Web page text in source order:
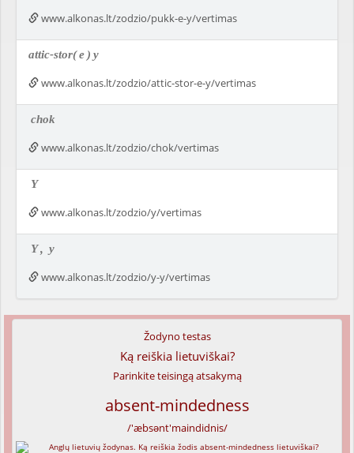
www.alkonas.lt/zodzio/pukk-e-y/vertimas
attic-stor(e ) y
www.alkonas.lt/zodzio/attic-stor-e-y/vertimas
chok
www.alkonas.lt/zodzio/chok/vertimas
Y
www.alkonas.lt/zodzio/y/vertimas
Y, y
www.alkonas.lt/zodzio/y-y/vertimas
Žodyno testas
Ką reiškia lietuviškai?
Parinkite teisingą atsakymą
absent-mindedness
/'æbsənt'maindidnis/